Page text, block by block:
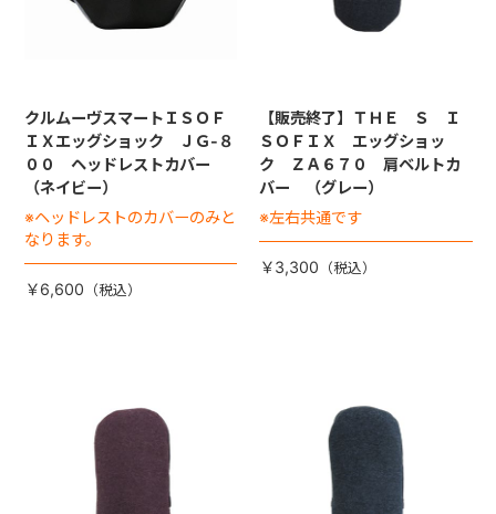
クルムーヴスマートＩＳＯＦ
ＩＸエッグショック ＪＧ-８
００ ヘッドレストカバー
（ネイビー）
※ヘッドレストのカバーのみと
なります。
￥6,600
【販売終了】ＴＨＥ Ｓ Ｉ
ＳＯＦＩＸ エッグショッ
ク ＺＡ６７０ 肩ベルトカ
バー （グレー）
※左右共通です
￥3,300